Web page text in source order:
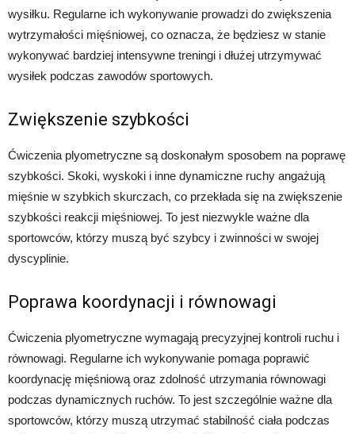
wysiłku. Regularne ich wykonywanie prowadzi do zwiększenia
wytrzymałości mięśniowej, co oznacza, że będziesz w stanie
wykonywać bardziej intensywne treningi i dłużej utrzymywać
wysiłek podczas zawodów sportowych.
Zwiększenie szybkości
Ćwiczenia plyometryczne są doskonałym sposobem na poprawę
szybkości. Skoki, wyskoki i inne dynamiczne ruchy angażują
mięśnie w szybkich skurczach, co przekłada się na zwiększenie
szybkości reakcji mięśniowej. To jest niezwykle ważne dla
sportowców, którzy muszą być szybcy i zwinności w swojej
dyscyplinie.
Poprawa koordynacji i równowagi
Ćwiczenia plyometryczne wymagają precyzyjnej kontroli ruchu i
równowagi. Regularne ich wykonywanie pomaga poprawić
koordynację mięśniową oraz zdolność utrzymania równowagi
podczas dynamicznych ruchów. To jest szczególnie ważne dla
sportowców, którzy muszą utrzymać stabilność ciała podczas